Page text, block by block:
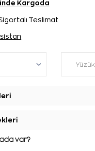
Kargoda
Teslimat
var?